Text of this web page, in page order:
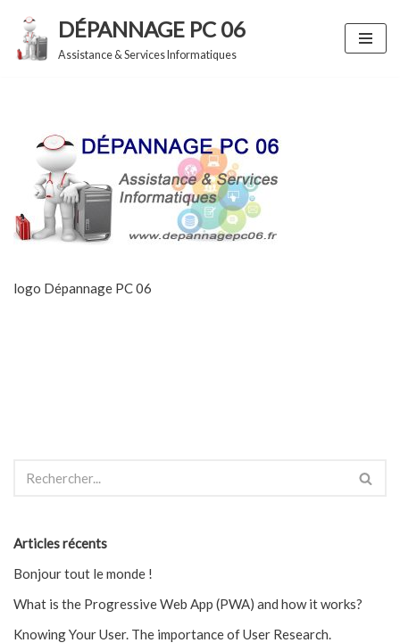
Aller
DÉPANNAGE PC 06
Assistance & Services Informatiques
logo Dépannage PC 06
Articles récents
Bonjour tout le monde !
What is the Progressive Web App (PWA) and how it works?
Knowing Your User. The importance of User Research.